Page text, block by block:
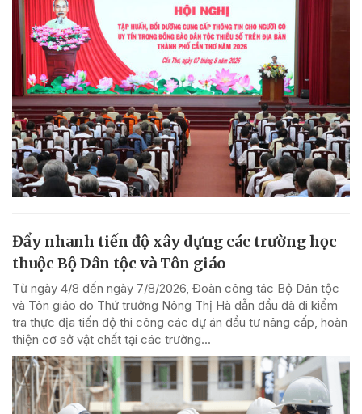
Đẩy nhanh tiến độ xây dựng các trường học
thuộc Bộ Dân tộc và Tôn giáo
Từ ngày 4/8 đến ngày 7/8/2026, Đoàn công tác Bộ Dân tộc
và Tôn giáo do Thứ trưởng Nông Thị Hà dẫn đầu đã đi kiểm
tra thực địa tiến độ thi công các dự án đầu tư nâng cấp, hoàn
thiện cơ sở vật chất tại các trường...